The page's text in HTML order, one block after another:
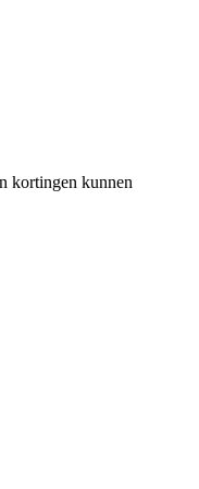
kortingen kunnen